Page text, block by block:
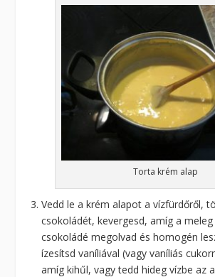
Torta krém alap
Vedd le a krém alapot a vízfürdőről,
csokoládét, kevergesd, amíg a
csokoládé megolvad és homogén
ízesítsd vaníliával (vagy vaníliás
amíg kihűl, vagy tedd hideg vízbe az